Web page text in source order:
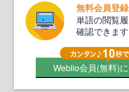
無料会員登録
単語の閲覧
確認できます
Weblio会員(無料)